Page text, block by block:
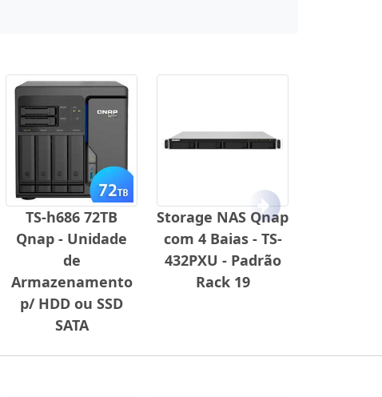
TS-h686 72TB
Qnap - Unidade
de
Armazenamento
p/ HDD ou SSD
SATA
Storage NAS Qnap
com 4 Baias - TS-
432PXU - Padrão
Rack 19
Próximo